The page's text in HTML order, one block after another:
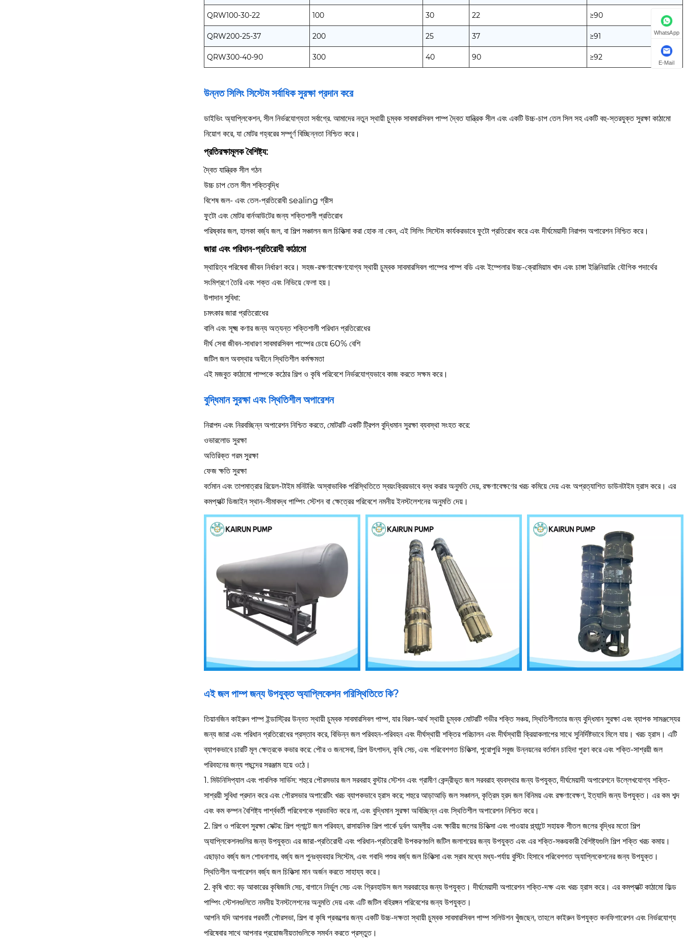
QRW100-30-22 100 30 22 ≥90
QRW200-25-37 200 25 37 ≥91
QRW300-40-90 300 40 90 ≥92
উন্নত সিলিং সিস্টেম সর্বাধিক সুরক্ষা প্রদান করে
ডাইভিং অ্যাপ্লিকেশন, সীল নির্ভরযোগ্যতা সর্বাগ্রে. আমাদের নতুন স্থায়ী চুম্বক সাবমারসিবল পাম্প দ্বৈত যান্ত্রিক সীল এবং একটি উচ্চ-চাপ তেল সিল সহ একটি বহু-স্তরযুক্ত সুরক্ষা কাঠামো
নিয়োগ করে, যা মোটর গহ্বরের সম্পূর্ণ বিচ্ছিন্নতা নিশ্চিত করে।
প্রতিরক্ষামূলক বৈশিষ্ট্য:
দ্বৈত যান্ত্রিক সীল গঠন
উচ্চ চাপ তেল সীল শক্তিবৃদ্ধি
বিশেষ জল- এবং তেল-প্রতিরোধী sealing গ্রীস
ফুটো এবং মোটর বার্নআউটের জন্য শক্তিশালী প্রতিরোধ
পরিষ্কার জল, হালকা বর্জ্য জল, বা শিল্প সঞ্চালন জল চিকিত্সা করা হোক না কেন, এই সিলিং সিস্টেম কার্যকরভাবে ফুটো প্রতিরোধ করে এবং দীর্ঘমেয়াদী নিরাপদ অপারেশন নিশ্চিত করে।
জারা এবং পরিধান-প্রতিরোধী কাঠামো
স্থায়িত্ব পরিষেবা জীবন নির্ধারণ করে। সহজ-রক্ষণাবেক্ষণযোগ্য স্থায়ী চুম্বক সাবমারসিবল পাম্পের পাম্প বডি এবং ইম্পেলার উচ্চ-ক্রোমিয়াম খাদ এবং চাঙ্গা ইঞ্জিনিয়ারিং যৌগিক পদার্থের
সংমিশ্রণে তৈরি এবং শক্ত এবং নিভিয়ে ফেলা হয়।
উপাদান সুবিধা:
চমৎকার জারা প্রতিরোধের
বালি এবং সূক্ষ্ম কণার জন্য অত্যন্ত শক্তিশালী পরিধান প্রতিরোধের
দীর্ঘ সেবা জীবন-সাধারণ সাবমারসিবল পাম্পের চেয়ে 60% বেশি
জটিল জল অবস্থার অধীনে স্থিতিশীল কর্মক্ষমতা
এই মজবুত কাঠামো পাম্পকে কঠোর শিল্প ও কৃষি পরিবেশে নির্ভরযোগ্যভাবে কাজ করতে সক্ষম করে।
বুদ্ধিমান সুরক্ষা এবং স্থিতিশীল অপারেশন
নিরাপদ এবং নিরবচ্ছিন্ন অপারেশন নিশ্চিত করতে, মোটরটি একটি ট্রিপল বুদ্ধিমান সুরক্ষা ব্যবস্থা সংহত করে:
ওভারলোড সুরক্ষা
অতিরিক্ত গরম সুরক্ষা
ফেজ ক্ষতি সুরক্ষা
বর্তমান এবং তাপমাত্রার রিয়েল-টাইম মনিটরিং অস্বাভাবিক পরিস্থিতিতে স্বয়ংক্রিয়ভাবে বন্ধ করার অনুমতি দেয়, রক্ষণাবেক্ষণের খরচ কমিয়ে দেয় এবং অপ্রত্যাশিত ডাউনটাইম হ্রাস করে। এর
কমপ্যাক্ট ডিজাইন স্থান-সীমাবদ্ধ পাম্পিং স্টেশন বা ক্ষেত্রের পরিবেশে নমনীয় ইনস্টলেশনের অনুমতি দেয়।
এই জল পাম্প জন্য উপযুক্ত অ্যাপ্লিকেশন পরিস্থিতিতে কি?
তিয়ানজিন কাইরুন পাম্প ইন্ডাস্ট্রির উন্নত স্থায়ী চুম্বক সাবমারসিবল পাম্প, যার বিরল-আর্থ স্থায়ী চুম্বক মোটরটি গভীর শক্তি সঞ্চয়, স্থিতিশীলতার জন্য বুদ্ধিমান সুরক্ষা এবং ব্যাপক সামঞ্জস্যের
জন্য জারা এবং পরিধান প্রতিরোধের প্রস্তাব করে, বিভিন্ন জল পরিবহন-পরিবহন এবং দীর্ঘস্থায়ী শক্তির পরিচালন এবং দীর্ঘস্থায়ী ক্রিয়াকলাপের সাথে সুনির্দিষ্টভাবে মিলে যায়। খরচ হ্রাস। এটি
ব্যাপকভাবে চারটি মূল ক্ষেত্রকে কভার করে: পৌর ও জনসেবা, শিল্প উৎপাদন, কৃষি সেচ, এবং পরিবেশগত চিকিত্সা, পুরোপুরি সবুজ উন্নয়নের বর্তমান চাহিদা পূরণ করে এবং শক্তি-সাশ্রয়ী জল
পরিবহনের জন্য পছন্দের সরঞ্জাম হয়ে ওঠে।
1. মিউনিসিপ্যাল ​​এবং পাবলিক সার্ভিস: শহুরে পৌরসভার জল সরবরাহ বুস্টার স্টেশন এবং গ্রামীণ কেন্দ্রীভূত জল সরবরাহ ব্যবস্থার জন্য উপযুক্ত, দীর্ঘমেয়াদী অপারেশনে উল্লেখযোগ্য শক্তি-
সাশ্রয়ী সুবিধা প্রদান করে এবং পৌরসভার অপারেটিং খরচ ব্যাপকভাবে হ্রাস করে; শহুরে আড়াআড়ি জল সঞ্চালন, কৃত্রিম হ্রদ জল বিনিময় এবং রক্ষণাবেক্ষণ, ইত্যাদি জন্য উপযুক্ত। এর কম শব্দ
এবং কম কম্পন বৈশিষ্ট্য পার্শ্ববর্তী পরিবেশকে প্রভাবিত করে না, এবং বুদ্ধিমান সুরক্ষা অবিচ্ছিন্ন এবং স্থিতিশীল অপারেশন নিশ্চিত করে।
2. শিল্প ও পরিবেশ সুরক্ষা সেক্টর: শিল্প প্লান্টে জল পরিবহন, রাসায়নিক শিল্প পার্কে দুর্বল অম্লীয় এবং ক্ষারীয় জলের চিকিত্সা এবং পাওয়ার প্ল্যান্টে সহায়ক শীতল জলের বৃদ্ধির মতো শিল্প
অ্যাপ্লিকেশনগুলির জন্য উপযুক্ত৷ এর জারা-প্রতিরোধী এবং পরিধান-প্রতিরোধী উপকরণগুলি জটিল জলাশয়ের জন্য উপযুক্ত এবং এর শক্তি-সঞ্চয়কারী বৈশিষ্ট্যগুলি শিল্প শক্তি খরচ কমায়।
এছাড়াও বর্জ্য জল শোধনাগার, বর্জ্য জল পুনঃব্যবহার সিস্টেম, এবং গবাদি পশুর বর্জ্য জল চিকিত্সা এবং স্রাব মধ্যে মধ্য-পর্যায় বুস্টিং হিসাবে পরিবেশগত অ্যাপ্লিকেশনের জন্য উপযুক্ত।
স্থিতিশীল অপারেশন বর্জ্য জল চিকিত্সা মান অর্জন করতে সাহায্য করে।
2. কৃষি খাত: বড় আকারের কৃষিজমি সেচ, বাগানে নির্ভুল সেচ এবং গ্রিনহাউস জল সরবরাহের জন্য উপযুক্ত। দীর্ঘমেয়াদী অপারেশন শক্তি-দক্ষ এবং খরচ হ্রাস করে। এর কমপ্যাক্ট কাঠামো ফিল্ড
পাম্পিং স্টেশনগুলিতে নমনীয় ইনস্টলেশনের অনুমতি দেয় এবং এটি জটিল বহিরঙ্গন পরিবেশের জন্য উপযুক্ত।
আপনি যদি আপনার পরবর্তী পৌরসভা, শিল্প বা কৃষি প্রকল্পের জন্য একটি উচ্চ-দক্ষতা স্থায়ী চুম্বক সাবমারসিবল পাম্প সলিউশন খুঁজছেন, তাহলে কাইরুন উপযুক্ত কনফিগারেশন এবং নির্ভরযোগ্য
পরিষেবার সাথে আপনার প্রয়োজনীয়তাগুলিকে সমর্থন করতে প্রস্তুত।
WhatsApp
E-Mail